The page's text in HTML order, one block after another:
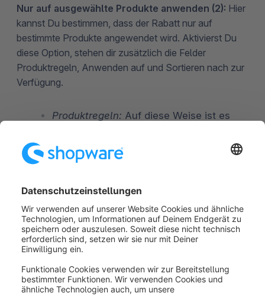
Nur auf ausgewählte Produkte anwenden (2): Hier
kannst Du bestimmen, dass der Rabatt nur auf
bestimmte Produkte angewendet wird. Aktivierst Du
diese Option, stehen dir zusätzlich die Felder
Produktregeln, Anwenden auf und Sortieren nach zur
Verfügung.
Produktregeln: Auf diese Weise ist es
weiter auf bestimmte Produkte runter
zu brechen. Um den Unterschied zu
Beispiel: Wenn in den Warenkorb-
Bedingungen die Regel eingestellt ist,
dass sich schwarze T-Shirts befinden
müssen, dann ist die Bedingung erfüllt,
sobald sich unter anderem ein